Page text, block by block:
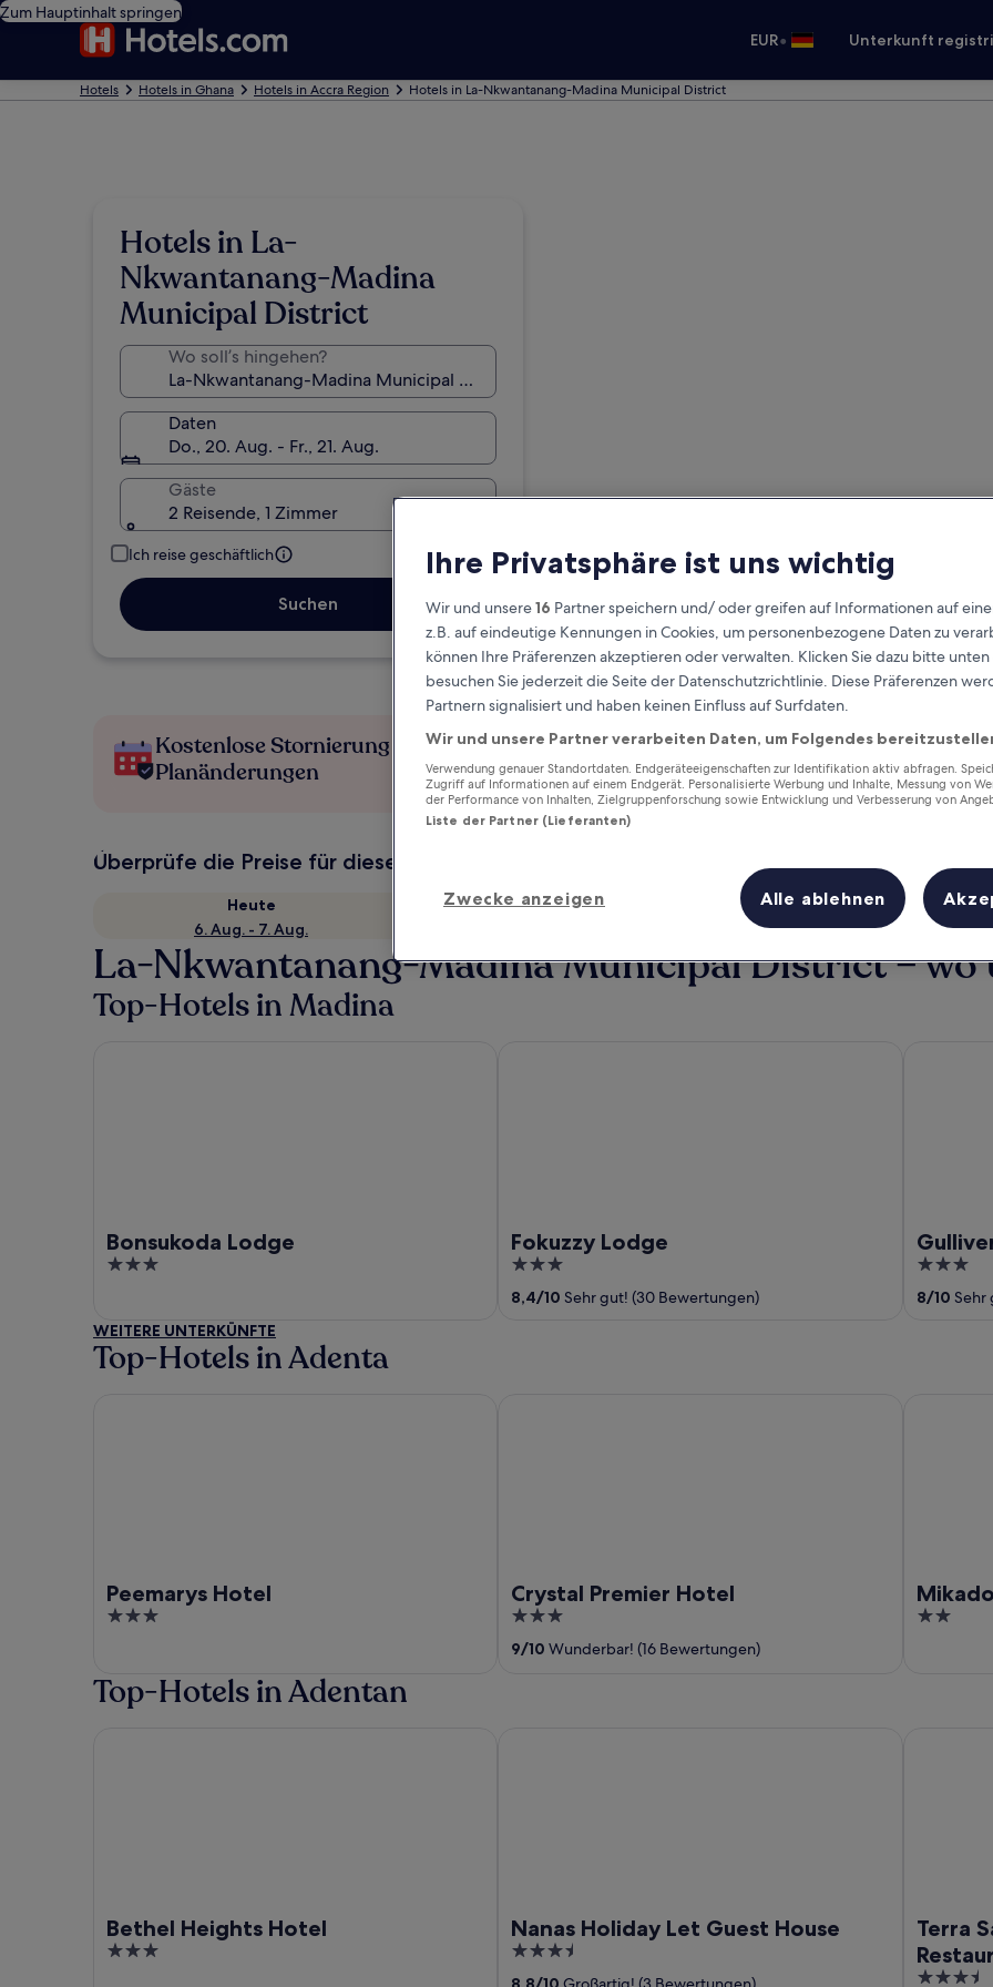
Zum Hauptinhalt springen
EUR• Unterkunft
Hotels Hotels in Ghana Hotels in Accra Region Hotels in La-Nkwantanang-Madina Municipal District
Hotels in La-
Nkwantanang-Madina
Municipal District
Wo soll’s hingehen?
Daten
Do., 20. Aug. - Fr., 21. Aug.
Gäste
2 Reisende, 1 Zimmer
Ich reise geschäftlich
Suchen
Kostenlose Stornierung bei
Planänderungen
Verdiene Prämien für jede
wahrgenommene Übernachtung
Überprüfe die Preise für diese Daten
Heute
6. Aug. - 7. Aug.
Morgen
Dieses Wochenende
7. Aug. - 9. Aug.
La-Nkwantanang-Madina Municipal District – wo
Top-Hotels in Madina
Bonsukoda Lodge
3
5
Fokuzzy Lodge
3
out
of
8,4/10 Sehr gut! (30 Bewertungen)
3
out
of
8/10 Sehr
WEITERE UNTERKÜNFTE
Top-Hotels in Adenta
Peemarys Hotel
3
5
Crystal Premier Hotel
3
out
9/10 Wunderbar! (16 Bewertungen)
2
Top-Hotels in Adentan
Bethel Heights Hotel
3
Nanas Holiday Let Guest House
3.5
out
Terra
3.5
Ihre Privatsphäre ist uns wichtig
Wir und unsere16 Partner speichern und/ oder greifen auf Informationen auf
z.B. auf eindeutige Kennungen in Cookies, um personenbezogene Daten zu
können Ihre Präferenzen akzeptieren oder verwalten. Klicken Sie dazu bitte
besuchen Sie jederzeit die Seite der Datenschutzrichtlinie. Diese Präferenzen
Partnern signalisiert und haben keinen Einfluss auf Surfdaten.
Wir und unsere Partner verarbeiten Daten, um Folgendes
Verwendung genauer Standortdaten. Endgeräteeigenschaften zur Identifikation aktiv abfragen.
Zugriff auf Informationen auf einem Endgerät. Personalisierte Werbung und Inhalte, Messung von
der Performance von Inhalten, Zielgruppenforschung sowie Entwicklung und Verbesserung von
Liste der Partner (Lieferanten)
Zwecke anzeigen Alle ablehnen